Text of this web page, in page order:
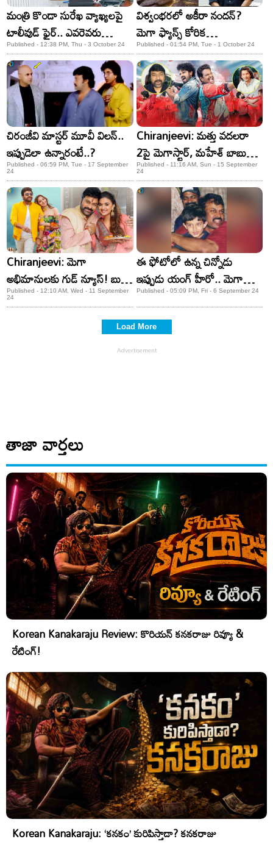
మంత్రి కొండా సురేఖ వ్యాఖ్యలపై
టాలీవుడ్ ఫైర్.. ఎవరెవరు
ఏమన్నారంటే..?
Published - 12:38 PM, Thu - 3 October 24
విశ్వంభరలో అకీరా నందన్?
మెగా ఫ్యాన్స్ కోరిక
తీరబోతోందా..
Published - 01:54 PM, Tue - 1 October 24
చిరంజీవి మాస్టర్ మూవీ విలన్..
ఇప్పుడెలా ఉన్నారంటే..?
Published - 06:59 PM, Tue - 17 September
24
Chiranjeevi: మత్తు వదలరా
2పై మెగాస్టార్, మహేశ్ బాబు
రివ్యూ! ఏమన్నారంటే?
Published - 11:16 AM, Sun - 15 September
24
Chiranjeevi: మెగా
అభిమానులకు గుడ్ న్యూస్! బుల్లి
తెరపైకి వచ్చేస్తోన్న భోళా శంకర్!
Published - 12:10 AM, Wed - 11 September
24
ఈ ఫోటోలో ఉన్న చిన్నోడు
ఇప్పుడు యంగ్ హీరో.. మెగా
ఫ్యామిలీ మాత్రం కాదు
Published - 05:09 PM, Fri - 6 September 24
Load More
తాజా వార్తలు
Korean Kanakaraju Review: కొరియన్ కనకరాజు రివ్యూ &
రేటింగ్!
Korean Kanakaraju: ‘కనకం’ కురిపిస్తాడా? కనకరాజు